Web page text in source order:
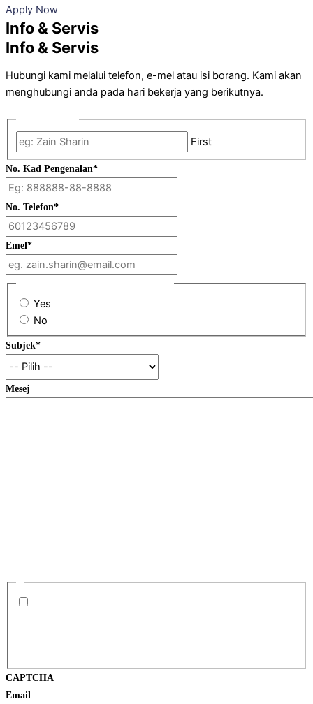
Apply Now
Info & Servis
Info & Servis
Hubungi kami melalui telefon, e-mel atau isi borang. Kami akan
menghubungi anda pada hari bekerja yang berikutnya.
First
No. Kad Pengenalan*
No. Telefon*
Emel *
Yes
No
Subjek*
Mesej
CAPTCHA
Email